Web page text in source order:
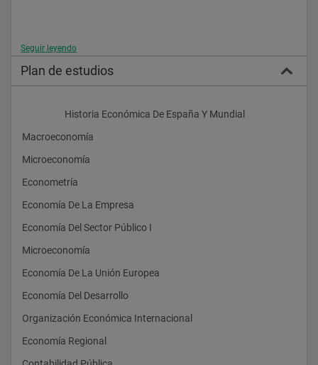
Seguir leyendo
Plan de estudios
                    Historia Económica De España Y Mundial
Macroeconomía
Microeconomía
Econometría
Economía De La Empresa
Economía Del Sector Público I
Microeconomía
Economía De La Unión Europea
Economía Del Desarrollo
Organización Económica Internacional
Economía Regional